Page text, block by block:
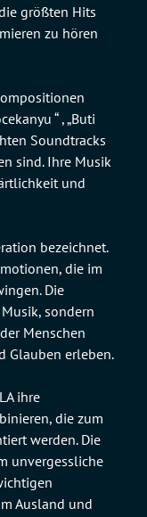
größten Hits
zu hören
“ , „Buti
Soundtracks
sind. Ihre Musik
und
bezeichnet.
die im
Die
sondern
Menschen
Glauben erleben.
ihre
die zum
werden. Die
unvergessliche
Ausland und